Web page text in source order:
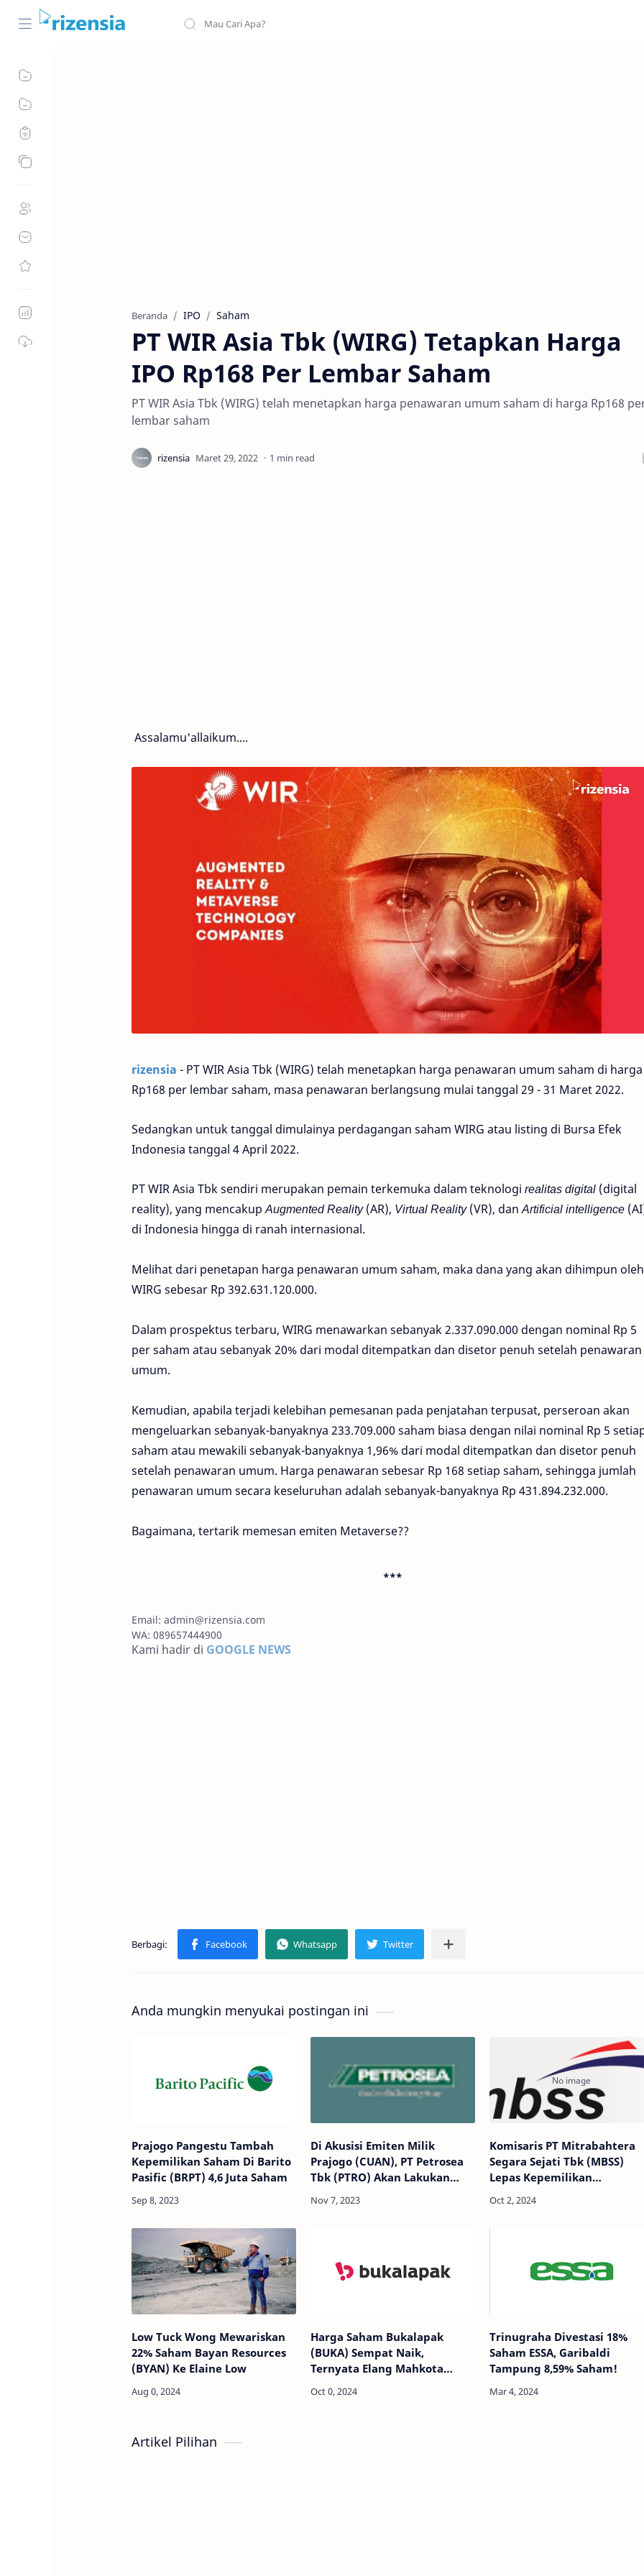
Beranda IPO Saham
PT WIR Asia Tbk (WIRG) Tetapkan Harga
IPO Rp168 Per Lembar Saham
PT WIR Asia Tbk (WIRG) telah menetapkan harga penawaran umum saham di harga Rp168
lembar saham
1 min read
Assalamu'allaikum....
rizensia - PT WIR Asia Tbk (WIRG) telah menetapkan harga penawaran umum saham di harga
Rp168 per lembar saham, masa penawaran berlangsung mulai tanggal 29 - 31 Maret 2022.
Sedangkan untuk tanggal dimulainya perdagangan saham WIRG atau listing di Bursa Efek
Indonesia tanggal 4 April 2022.
PT WIR Asia Tbk sendiri merupakan pemain terkemuka dalam teknologi realitas digital(digital
reality), yang mencakupAugmented Reality(AR), Virtual Reality(VR), danArtificial intelligence
di Indonesia hingga di ranah internasional.
Melihat dari penetapan harga penawaran umum saham, maka dana yang akan dihimpun oleh
WIRG sebesar Rp 392.631.120.000.
Dalam prospektus terbaru, WIRG menawarkan sebanyak 2.337.090.000 dengan nominal Rp 5
per saham atau sebanyak 20% dari modal ditempatkan dan disetor penuh setelah penawaran
umum.
Kemudian, apabila terjadi kelebihan pemesanan pada penjatahan terpusat, perseroan akan
mengeluarkan sebanyak-banyaknya 233.709.000 saham biasa dengan nilai nominal Rp 5
saham atau mewakili sebanyak-banyaknya 1,96% dari modal ditempatkan dan disetor penuh
setelah penawaran umum. Harga penawaran sebesar Rp 168 setiap saham, sehingga jumlah
penawaran umum secara keseluruhan adalah sebanyak-banyaknya Rp 431.894.232.000.
Bagaimana, tertarik memesan emiten Metaverse??
***
Email: admin@rizensia.com
WA: 089657444900
Kami hadir di GOOGLE NEWS
Anda mungkin menyukai postingan ini
Prajogo Pangestu Tambah
Kepemilikan Saham Di Barito
Pasific (BRPT) 4,6 Juta Saham
Di Akusisi Emiten Milik
Prajogo (CUAN), PT Petrosea
Tbk (PTRO) Akan Lakukan
Komisaris PT Mitrabahtera
Segara Sejati Tbk (MBSS)
Lepas Kepemilikan
Low Tuck Wong Mewariskan
22% Saham Bayan Resources
(BYAN) Ke Elaine Low
Harga Saham Bukalapak
(BUKA) Sempat Naik,
Ternyata Elang Mahkota
Akumulasi!
Trinugraha Divestasi 18%
Saham ESSA, Garibaldi
Tampung 8,59% Saham!
Artikel Pilihan